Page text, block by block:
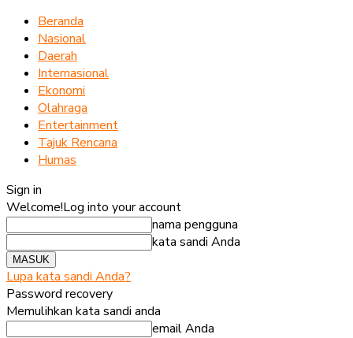
Beranda
Nasional
Daerah
Internasional
Ekonomi
Olahraga
Entertainment
Tajuk Rencana
Humas
Sign in
Welcome!Log into your account
nama pengguna
kata sandi Anda
Lupa kata sandi Anda?
Password recovery
Memulihkan kata sandi anda
email Anda